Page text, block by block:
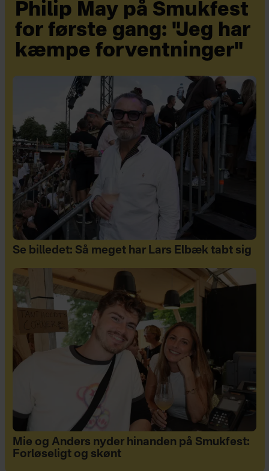
Philip May på Smukfest
for første gang: "Jeg har
kæmpe forventninger"
Se billedet: Så meget har Lars Elbæk tabt sig
Mie og Anders nyder hinanden på Smukfest:
Forløseligt og skønt